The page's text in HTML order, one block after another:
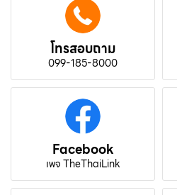
โทรสอบถาม
099-185-8000
Facebook
เพจ TheThaiLink